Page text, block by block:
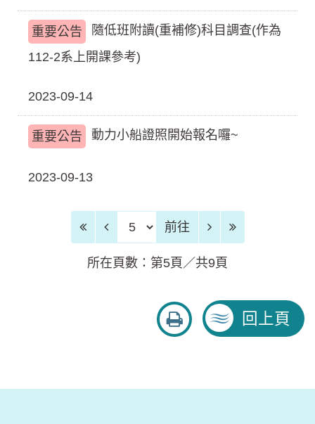
重要公告
隨低班附讀(重補修)科目調查(作為
112-2系上開課參考)
2023-09-14
重要公告 動力小船證照開始報名囉~
2023-09-13
前往頁 前往
所在頁數：第5頁／共9頁
友
善
回上頁